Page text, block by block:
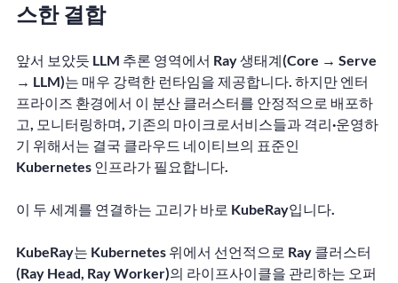
스한 결합
앞서 보았듯 LLM 추론 영역에서 Ray 생태계(Core → Serve
→ LLM)는 매우 강력한 런타임을 제공합니다. 하지만 엔터
프라이즈 환경에서 이 분산 클러스터를 안정적으로 배포하
고, 모니터링하며, 기존의 마이크로서비스들과 격리·운영하
기 위해서는 결국 클라우드 네이티브의 표준인
Kubernetes 인프라가 필요합니다.
이 두 세계를 연결하는 고리가 바로 KubeRay입니다.
KubeRay는 Kubernetes 위에서 선언적으로 Ray 클러스터
(Ray Head, Ray Worker)의 라이프사이클을 관리하는 오퍼